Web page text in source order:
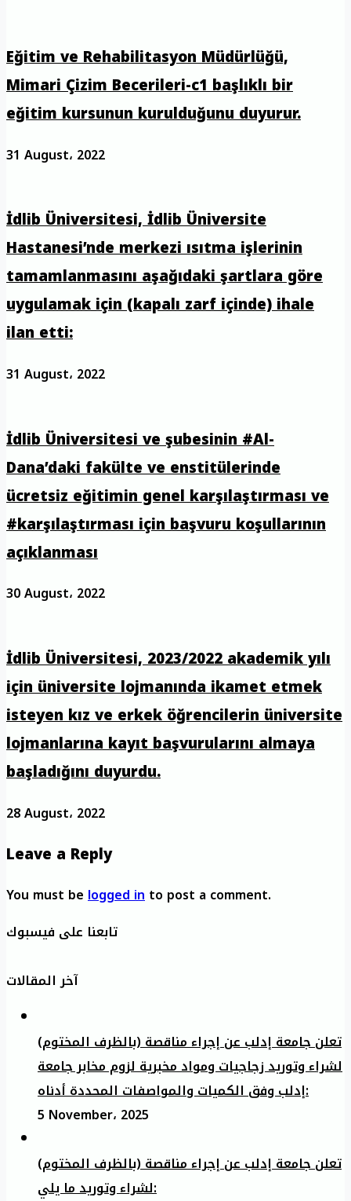
Eğitim ve Rehabilitasyon Müdürlüğü,
Mimari Çizim Becerileri-c1 başlıklı bir
eğitim kursunun kurulduğunu duyurur.
31 August، 2022
İdlib Üniversitesi, İdlib Üniversite
Hastanesi’nde merkezi ısıtma işlerinin
tamamlanmasını aşağıdaki şartlara göre
uygulamak için (kapalı zarf içinde) ihale
ilan etti:
31 August، 2022
İdlib Üniversitesi ve şubesinin #Al-
Dana’daki fakülte ve enstitülerinde
ücretsiz eğitimin genel karşılaştırması ve
#karşılaştırması için başvuru koşullarının
açıklanması
30 August، 2022
İdlib Üniversitesi, 2023/2022 akademik yılı
için üniversite lojmanında ikamet etmek
isteyen kız ve erkek öğrencilerin üniversite
lojmanlarına kayıt başvurularını almaya
başladığını duyurdu.
28 August، 2022
Leave a Reply
You must belogged into post a comment.
تابعنا على فيسبوك
آخر المقالات
تعلن جامعة إدلب عن إجراء مناقصة (بالظرف المختوم)
لشراء وتوريد زجاجيات ومواد مخبرية لزوم مخابر جامعة
إدلب وفق الكميات والمواصفات المحددة أدناه:
5 November، 2025
تعلن جامعة إدلب عن إجراء مناقصة (بالظرف المختوم)
لشراء وتوريد ما يلي: